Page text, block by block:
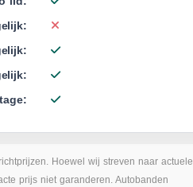
Hoewel wij streven naar actuele
prijs niet garanderen. Autobanden